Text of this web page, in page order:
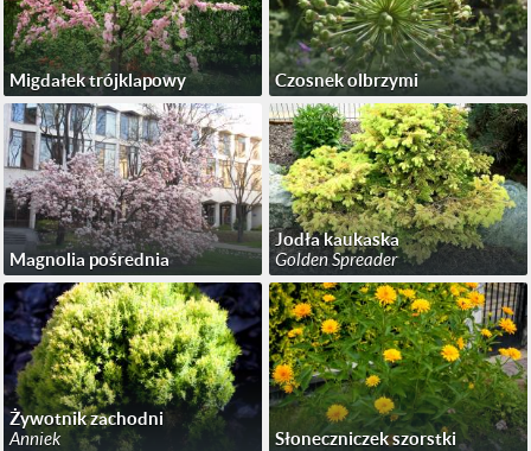
Migdałek trójklapowy Czosnek olbrzymi
Magnolia pośrednia
Jodła kaukaska
Golden Spreader
Żywotnik zachodni
Anniek
Słoneczniczek szorstki